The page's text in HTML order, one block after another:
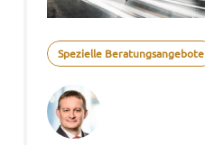
Spezielle Beratungsangebote